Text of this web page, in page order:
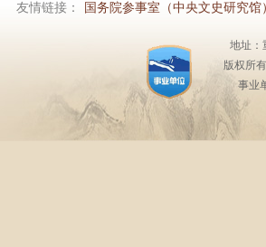
友情链接： 国务院参事室（中央文史研究馆
地址：
版权所有
事业